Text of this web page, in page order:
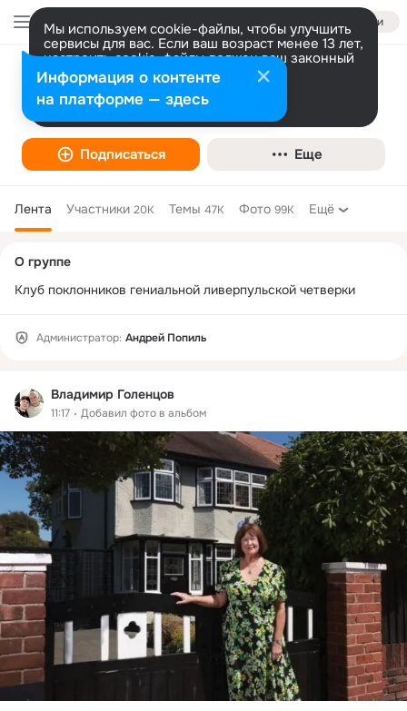
Войти
Мы используем cookie-файлы, чтобы улучшить
сервисы для вас. Если ваш возраст менее 13 лет,
настроить cookie-файлы должен ваш законный
представитель. Больше информации
Разрешить все Настроить
The Beatles
Подписаться Еще
Лента Участники 20K Темы 47K Фото 99K Ещё
Владимир Голенцов
11:17 Добавил фото в альбом
колонка
О группе
Клуб поклонников гениальной ливерпульской четверки
Администратор: Андрей Попиль
Информация о контенте
на платформе — здесь